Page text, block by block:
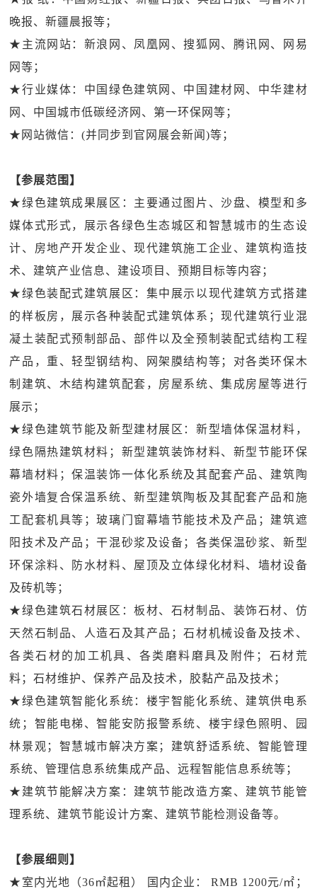
晚报、新疆晨报等；
★主流网站：新浪网、凤凰网、搜狐网、腾讯网、网易
网等；
★行业媒体：中国绿色建筑网、中国建材网、中华建材
网、中国城市低碳经济网、第一环保网等；
★网站微信：(并同步到官网展会新闻)等；
【参展范围】
★绿色建筑成果展区：主要通过图片、沙盘、模型和多
媒体式形式，展示各绿色生态城区和智慧城市的生态设
计、房地产开发企业、现代建筑施工企业、建筑构造技
术、建筑产业信息、建设项目、预期目标等内容；
★绿色装配式建筑展区：集中展示以现代建筑方式搭建
的样板房，展示各种装配式建筑体系；现代建筑行业混
凝土装配式预制部品、部件以及全预制装配式结构工程
产品，重、轻型钢结构、网架膜结构等；对各类环保木
制建筑、木结构建筑配套，房屋系统、集成房屋等进行
展示；
★绿色建筑节能及新型建材展区：新型墙体保温材料，
绿色隔热建筑材料；新型建筑装饰材料、新型节能环保
幕墙材料；保温装饰一体化系统及其配套产品、建筑陶
瓷外墙复合保温系统、新型建筑陶板及其配套产品和施
工配套机具等；玻璃门窗幕墙节能技术及产品；建筑遮
阳技术及产品；干混砂浆及设备；各类保温砂浆、新型
环保涂料、防水材料、屋顶及立体绿化材料、墙材设备
及砖机等；
★绿色建筑石材展区：板材、石材制品、装饰石材、仿
天然石制品、人造石及其产品；石材机械设备及技术、
各类石材的加工机具、各类磨料磨具及附件；石材荒
料；石材维护、保养产品及技术，胶黏产品及技术；
★绿色建筑智能化系统：楼宇智能化系统、建筑供电系
统；智能电梯、智能安防报警系统、楼宇绿色照明、园
林景观；智慧城市解决方案；建筑舒适系统、智能管理
系统、管理信息系统集成产品、远程智能信息系统等；
★建筑节能解决方案：建筑节能改造方案、建筑节能管
理系统、建筑节能设计方案、建筑节能检测设备等。
【参展细则】
★室内光地（36㎡起租） 国内企业： RMB 1200元/㎡；